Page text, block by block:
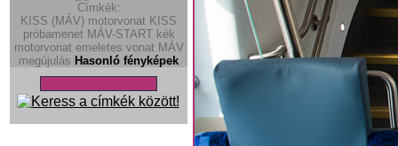
Címkék:
KISS (MÁV) motorvonat KISS
próbamenet MÁV-START kék
motorvonat emeletes vonat MÁV
megújulás Hasonló fényképek